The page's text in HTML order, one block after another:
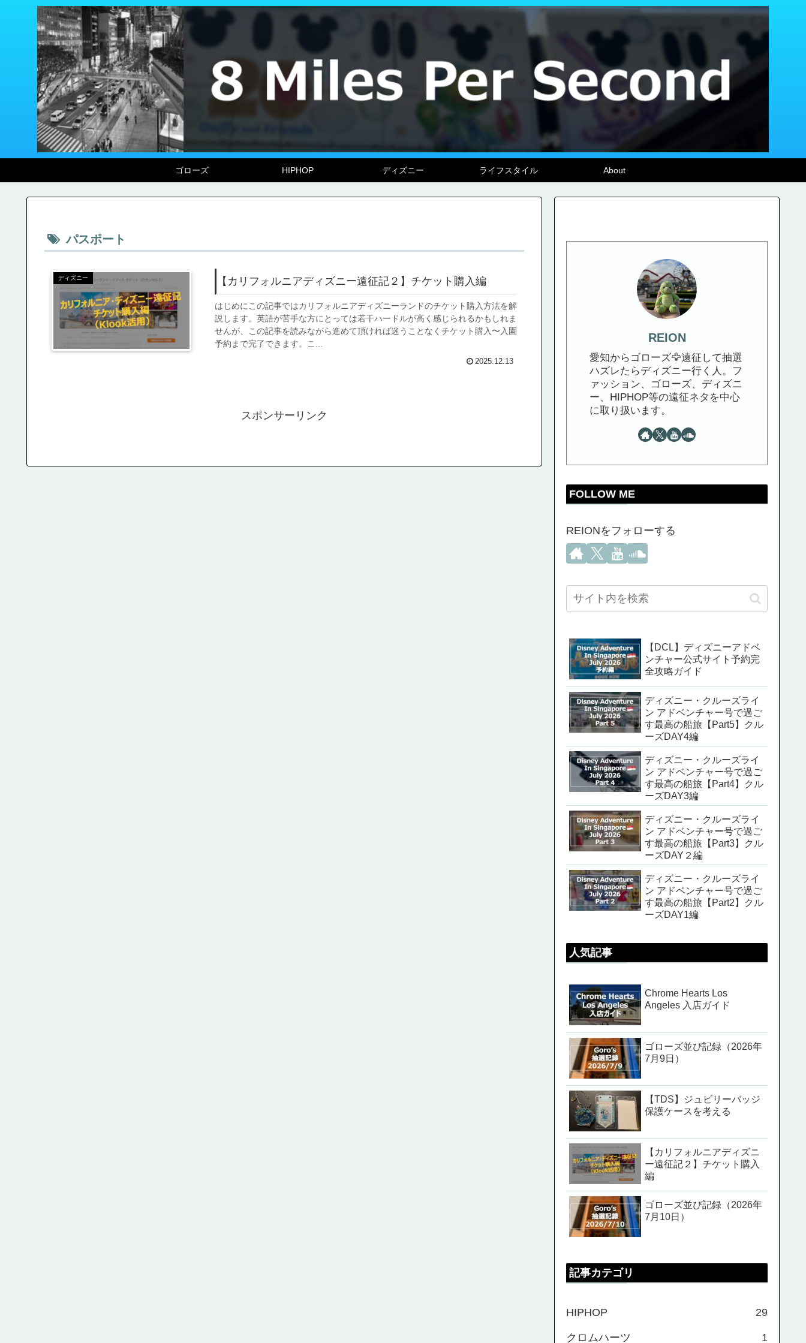
ゴローズ HIPHOP ディズニー ライフスタイル About
パスポート
ディズニー 【カリフォルニアディズニー遠征記２】チケット購入編
はじめにこの記事ではカリフォルニアディズニーランドのチケット購入方法を解
説します。英語が苦手な方にとっては若干ハードルが高く感じられるかもしれま
せんが、この記事を読みながら進めて頂ければ迷うことなくチケット購入〜入園
予約まで完了できます。こ...
2025.12.13
スポンサーリンク
REION
愛知からゴローズ🦅遠征して抽選
ハズレたらディズニー行く人。フ
ァッション、ゴローズ、ディズニ
ー、HIPHOP等の遠征ネタを中心
に取り扱います。
FOLLOW ME
REIONをフォローする
【DCL】ディズニーアドベ
ンチャー公式サイト予約完
全攻略ガイド
ディズニー・クルーズライ
ン アドベンチャー号で過ご
す最高の船旅【Part5】クル
ーズDAY4編
ディズニー・クルーズライ
ン アドベンチャー号で過ご
す最高の船旅【Part4】クル
ーズDAY3編
ディズニー・クルーズライ
ン アドベンチャー号で過ご
す最高の船旅【Part3】クル
ーズDAY２編
ディズニー・クルーズライ
ン アドベンチャー号で過ご
す最高の船旅【Part2】クル
ーズDAY1編
人気記事
Chrome Hearts Los
Angeles 入店ガイド
ゴローズ並び記録（2026年
7月9日）
【TDS】ジュビリーバッジ
保護ケースを考える
【カリフォルニアディズニ
ー遠征記２】チケット購入
編
ゴローズ並び記録（2026年
7月10日）
記事カテゴリ
HIPHOP 29
クロムハーツ 1